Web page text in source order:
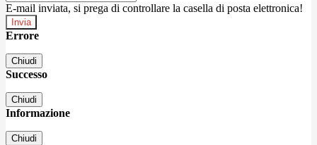
E-mail inviata, si prega di controllare la casella di posta elettronica!
Errore
Chiudi
Successo
Chiudi
Informazione
Chiudi